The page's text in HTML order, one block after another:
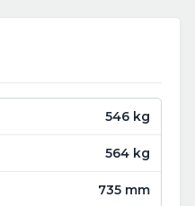
546 kg
564 kg
735 mm